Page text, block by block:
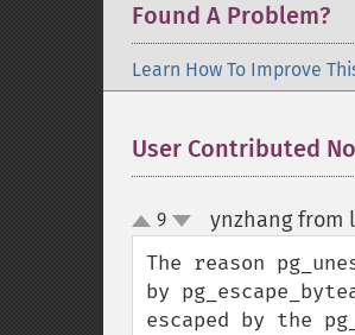
Found A Problem?
Learn How To Improve
User Contributed
up
down
9 ynzhang from
The reason
by
escaped by the